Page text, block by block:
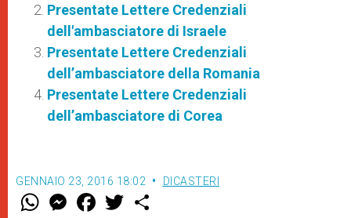
Presentate Lettere Credenziali
dell'ambasciatore di Israele
Presentate Lettere Credenziali
dell’ambasciatore della Romania
Presentate Lettere Credenziali
dell’ambasciatore di Corea
GENNAIO 23, 2016 18:02 DICASTERI
W M
e
F
a w